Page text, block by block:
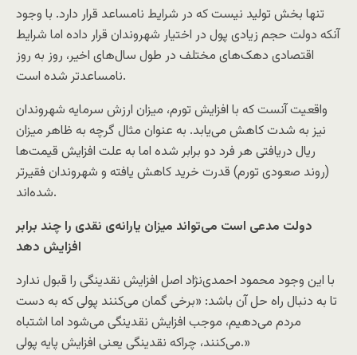
تنها بخش تولید نیست که در شرایط نامساعد قرار دارد. با وجود
آنکه دولت حجم زیادی پول در اختیار شهروندان قرار داده اما شرایط
اقتصادی دهک‌های مختلف در طول سال‌های اخیر، روز به روز
نامساعدتر شده است.
واقعیت آنست که با افزایش تورم، میزان ارزش سرمایه شهروندان
نیز به شدت کاهش می‌یابد. به عنوان مثال گرچه به ظاهر میزان
ریال دریافتی هر فرد دو برابر شده اما به علت افزایش قیمت‌ها
(روند صعودی تورم) قدرت خرید کاهش یافته و شهروندان فقیرتر
شده‌اند.
دولت مدعی است می‌تواند میزان یارانه‌ی نقدی را چند برابر
افزایش دهد
با این وجود محمود احمدی‌نژاد اصل افزایش نقدینگی را قبول ندارد
تا به دنبال راه حل آن باشد: «برخی گمان می‌کنند پولی که به دست
مردم می‌دهیم، موجب افزایش نقدینگی می‌شود اما اشتباه
می‌کنند، چراکه نقدینگی یعنی افزایش پایه پولی.»